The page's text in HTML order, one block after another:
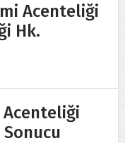
Acenteliği
Hk.
Acenteliği